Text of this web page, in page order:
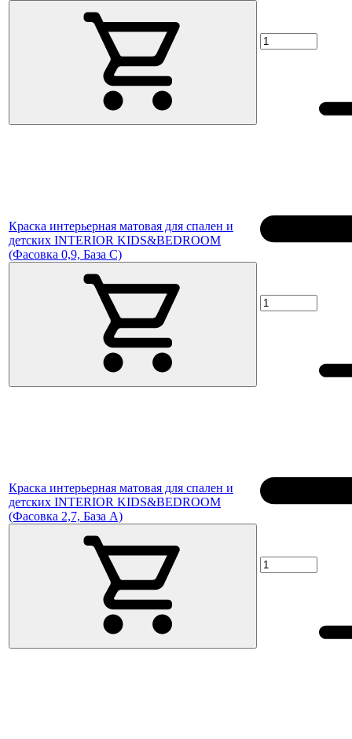
Краска интерьерная матовая для спален и
детских INTERIOR KIDS&BEDROOM
(Фасовка 0,9, База C)
Краска интерьерная матовая для спален и
детских INTERIOR KIDS&BEDROOM
(Фасовка 2,7, База A)